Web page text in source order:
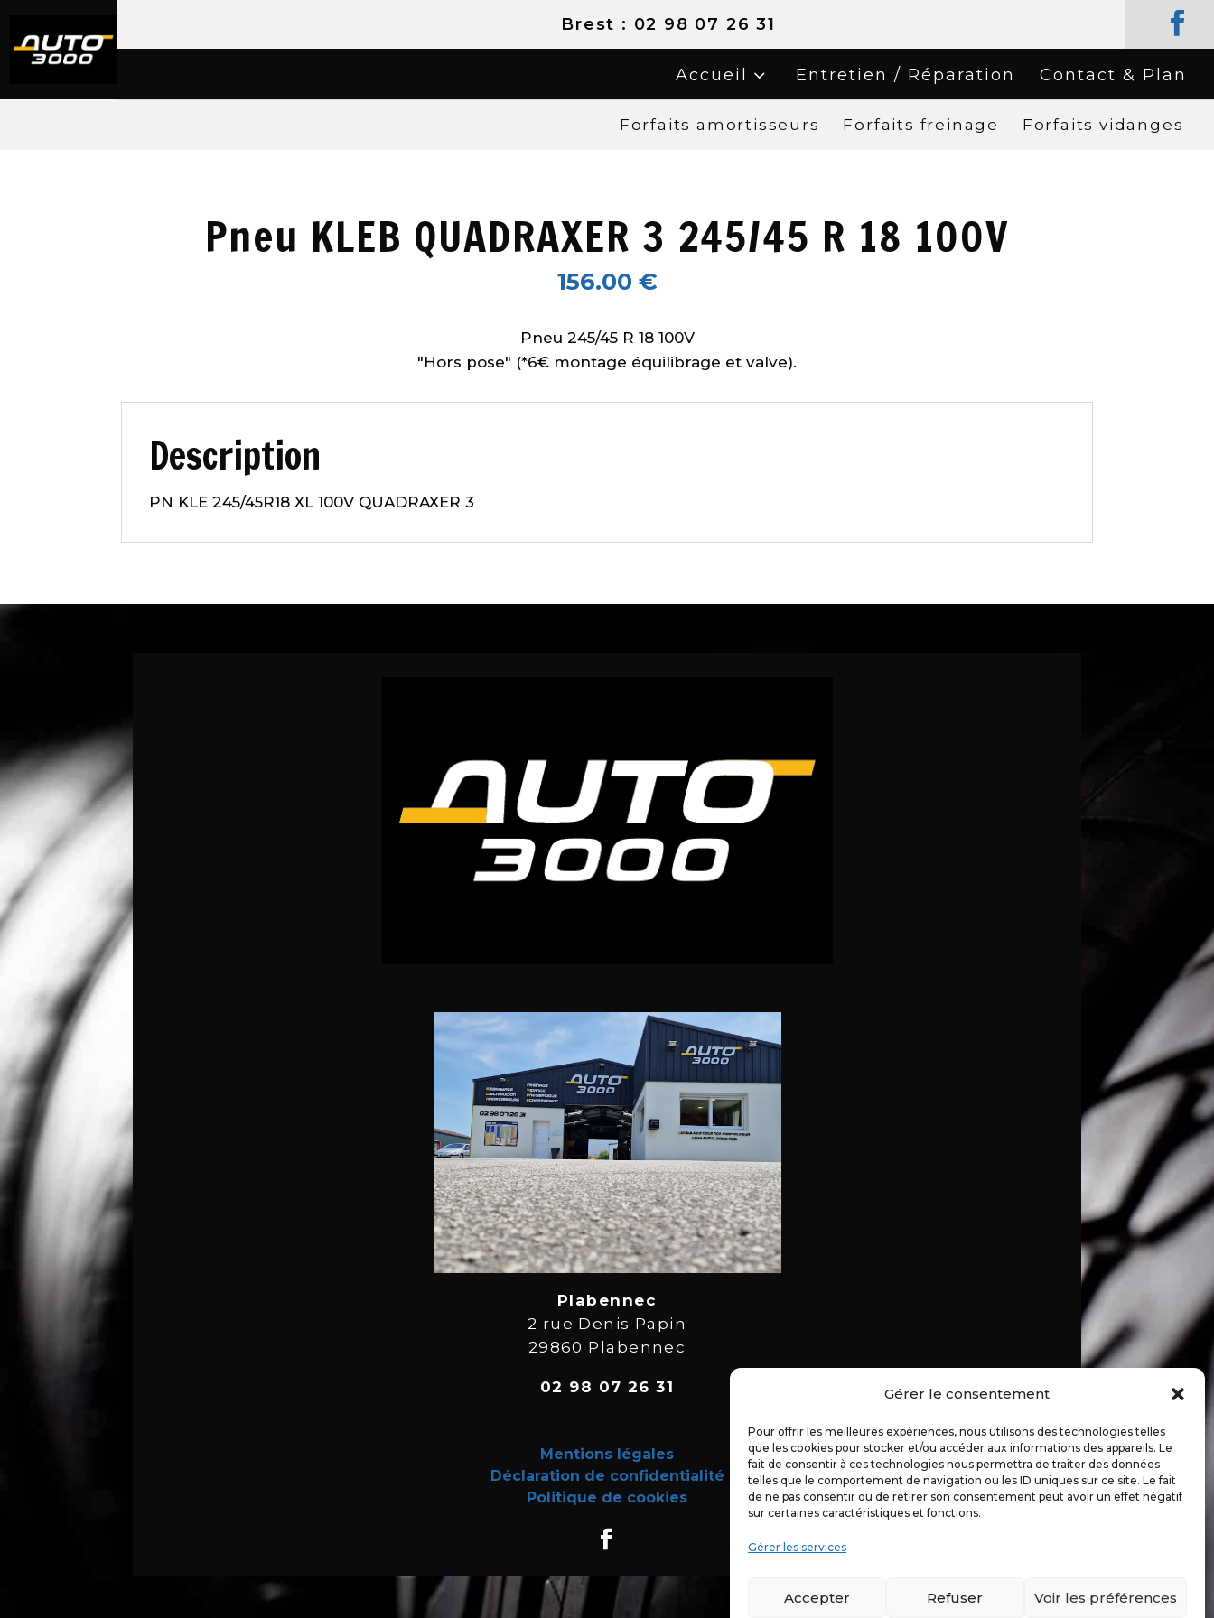
Gérer le consentement
Pour offrir les meilleures expériences, nous utilisons des technologies telles
que les cookies pour stocker et/ou accéder aux informations des appareils. Le
fait de consentir à ces technologies nous permettra de traiter des données
telles que le comportement de navigation ou les ID uniques sur ce site. Le fait
de ne pas consentir ou de retirer son consentement peut avoir un effet négatif
sur certaines caractéristiques et fonctions.
Gérer les services
Accepter Refuser Voir les préférences
02 98 07 26 31
Accueil Entretien / Réparation Contact & Plan
Forfaits amortisseurs Forfaits freinage Forfaits vidanges
Pneu KLEB QUADRAXER 3 245/45 R 18 100V
156.00 €
Pneu 245/45 R 18 100V
"Hors pose" (*6€ montage équilibrage et valve).
Description
PN KLE 245/45R18 XL 100V QUADRAXER 3
Plabennec
2 rue Denis Papin
29860 Plabennec
02 98 07 26 31
Mentions légales
Déclaration de confidentialité
Politique de cookies